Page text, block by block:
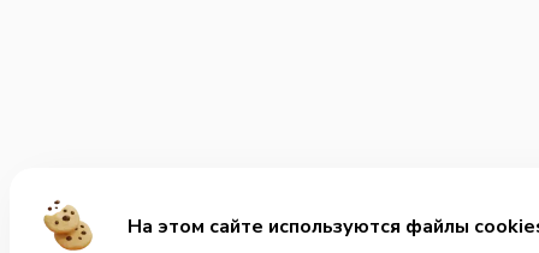
На этом сайте используются файлы